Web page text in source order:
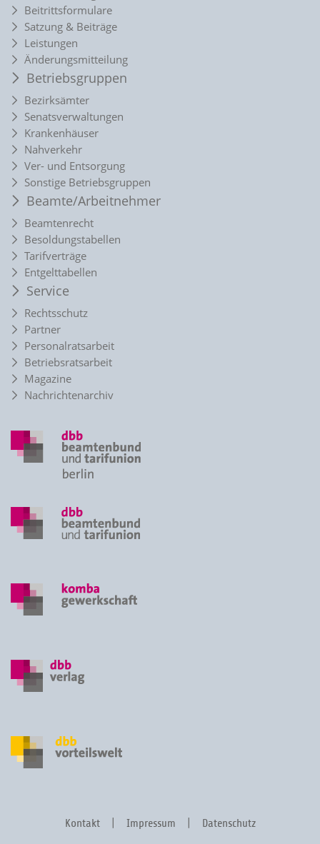
Beitrittsformulare
Satzung & Beiträge
Leistungen
Änderungsmitteilung
Betriebsgruppen
Bezirksämter
Senatsverwaltungen
Krankenhäuser
Nahverkehr
Ver- und Entsorgung
Sonstige Betriebsgruppen
Beamte/Arbeitnehmer
Beamtenrecht
Besoldungstabellen
Tarifverträge
Entgelttabellen
Service
Rechtsschutz
Partner
Personalratsarbeit
Betriebsratsarbeit
Magazine
Nachrichtenarchiv
Kontakt Impressum Datenschutz